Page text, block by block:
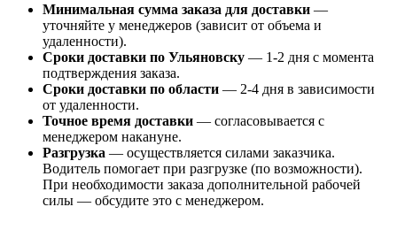
Минимальная сумма заказа для доставки —
уточняйте у менеджеров (зависит от объема и
удаленности).
Сроки доставки по Ульяновску — 1-2 дня с момента
подтверждения заказа.
Сроки доставки по области — 2-4 дня в зависимости
от удаленности.
Точное время доставки — согласовывается с
менеджером накануне.
Разгрузка — осуществляется силами заказчика.
Водитель помогает при разгрузке (по возможности).
При необходимости заказа дополнительной рабочей
силы — обсудите это с менеджером.